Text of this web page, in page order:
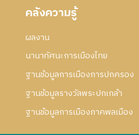
คลังความรู้
ผลงาน
นานาทัศนะการเมืองไทย
ฐานข้อมูลการเมืองการปกครอง
ฐานข้อมูลรางวัลพระปกเกล้า
ฐานข้อมูลการเมืองภาคพลเมือง